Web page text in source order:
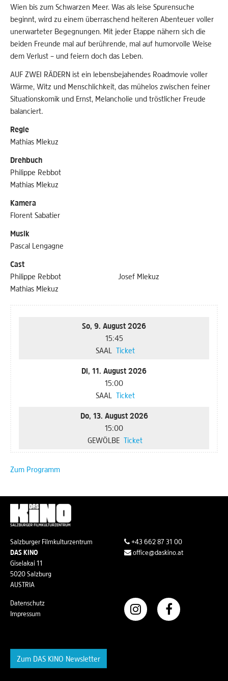
Wien bis zum Schwarzen Meer. Was als leise Spurensuche
beginnt, wird zu einem überraschend heiteren Abenteuer voller
unerwarteter Begegnungen. Mit jeder Etappe nähern sich die
beiden Freunde mal auf berührende, mal auf humorvolle Weise
dem Verlust – und feiern doch das Leben.
AUF ZWEI RÄDERN ist ein lebensbejahendes Roadmovie voller
Wärme, Witz und Menschlichkeit, das mühelos zwischen feiner
Situationskomik und Ernst, Melancholie und tröstlicher Freude
balanciert.
Regie
Mathias Mlekuz
Drehbuch
Philippe Rebbot
Mathias Mlekuz
Kamera
Florent Sabatier
Musik
Pascal Lengagne
Cast
Philippe Rebbot
Mathias Mlekuz
Josef Mlekuz
So, 9. August 2026
15:45
SAAL Ticket
Di, 11. August 2026
15:00
SAAL Ticket
Do, 13. August 2026
15:00
GEWÖLBE Ticket
Zum Programm
Salzburger Filmkulturzentrum
DAS KINO
Giselakai 11
5020 Salzburg
AUSTRIA
+43 662 87 31 00
office@daskino.at
Datenschutz
Impressum
Zum DAS KINO Newsletter